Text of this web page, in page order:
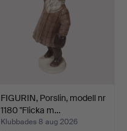
FIGURIN, Porslin, modell nr
1180 "Flicka m…
Klubbades 8 aug 2026